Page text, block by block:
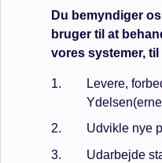
Du bemyndiger
bruger til at
vores systemer, til
Levere,
Udvikle nye
Udarbejde